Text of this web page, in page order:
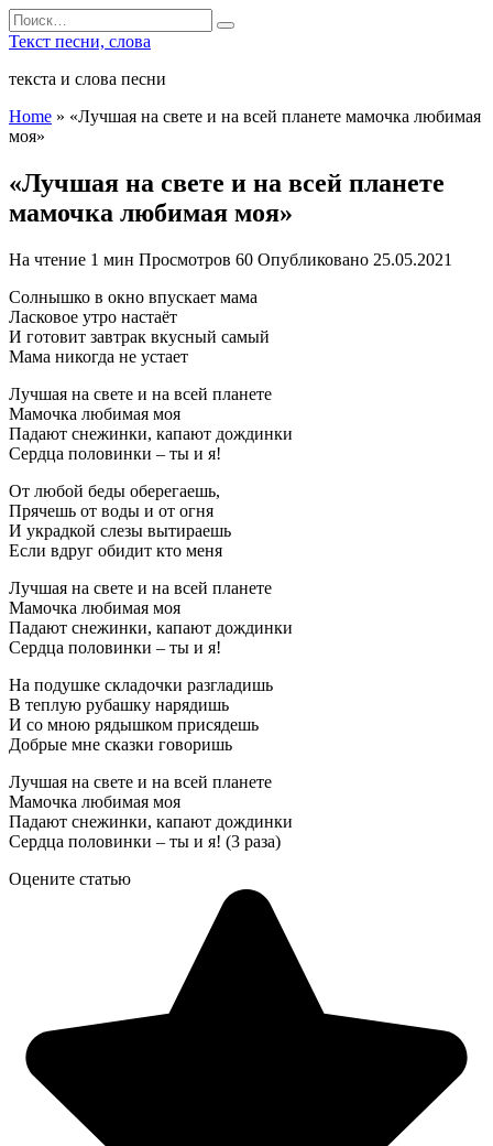
Перейти
к
Search
for:
Текст песни, слова
текста и слова песни
Home » «Лучшая на свете и на всей планете мамочка любимая
моя»
«Лучшая на свете и на всей планете
мамочка любимая моя»
На чтение 1 мин Просмотров 60 Опубликовано 25.05.2021
­Солнышко в окно впускает мама
Ласковое утро настаёт
И готовит завтрак вкусный самый
Мама никогда не устает
Лучшая на свете и на всей планете
Мамочка любимая моя
Падают снежинки, капают дождинки
Сердца половинки – ты и я!
От любой беды оберегаешь,
Прячешь от воды и от огня
И украдкой слезы вытираешь
Если вдруг обидит кто меня
Лучшая на свете и на всей планете
Мамочка любимая моя
Падают снежинки, капают дождинки
Сердца половинки – ты и я!
На подушке складочки разгладишь
В теплую рубашку нарядишь
И со мною рядышком присядешь
Добрые мне сказки говоришь
Лучшая на свете и на всей планете
Мамочка любимая моя
Падают снежинки, капают дождинки
Сердца половинки – ты и я! (3 раза)
Оцените статью